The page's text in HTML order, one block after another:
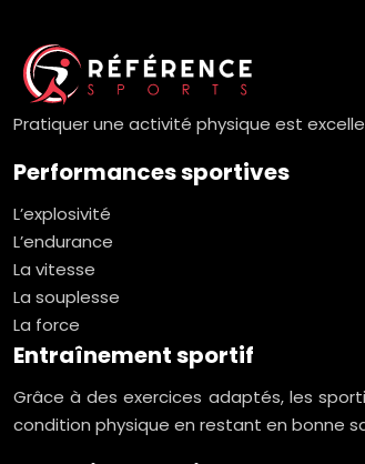
Pratiquer une activité physique est
Performances sportives
L’explosivité
L’endurance
La vitesse
La souplesse
La force
Entraînement sportif
Grâce à des exercices adaptés, les
condition physique en restant en bonne